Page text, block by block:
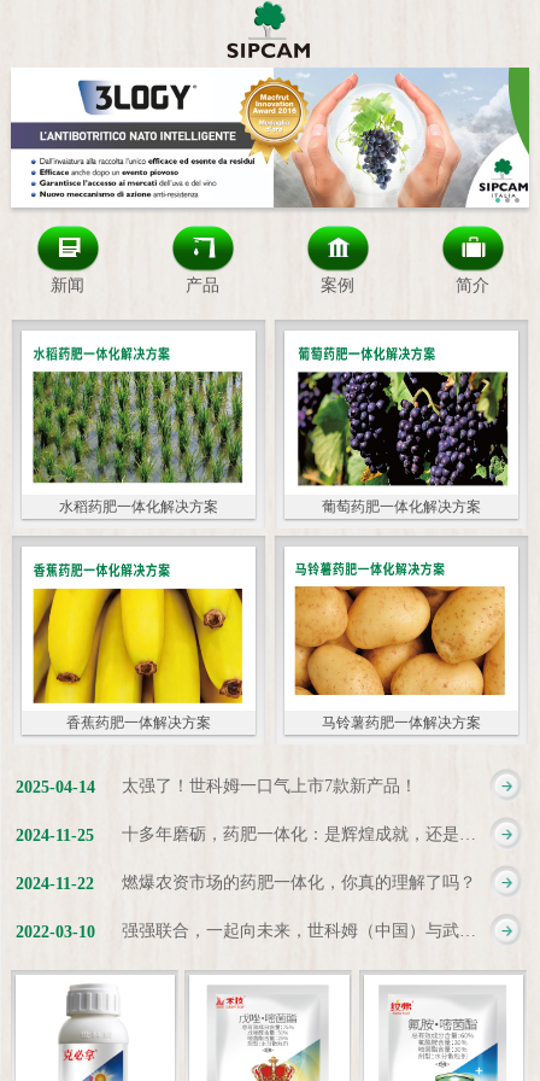
新闻 产品 案例 简介
水稻药肥一体化解决方案 葡萄药肥一体化解决方案
香蕉药肥一体解决方案 马铃薯药肥一体解决方案
太强了！世科姆一口气上市7款新产品！
2025-04-14
十多年磨砺，药肥一体化：是辉煌成就，还是新起点？
2024-11-25
燃爆农资市场的药肥一体化，你真的理解了吗？
2024-11-22
强强联合，一起向未来，世科姆（中国）与武汉科诺达成战略合作协议
2022-03-10